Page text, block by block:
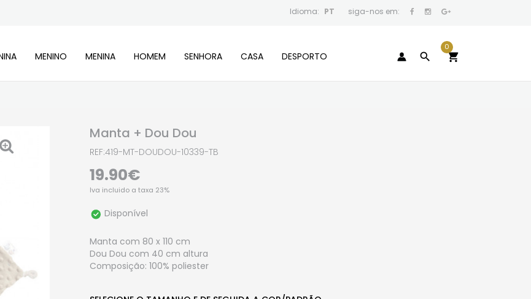
Idioma: PT siga-nos em:
search 
0
MENINO MENINA HOMEM SENHORA CASA DESPORTO
Manta + Dou Dou
REF:419-MT-DOUDOU-10339-TB
19.90€
Iva incluido a taxa 23%
Disponível
Manta com 80 x 110 cm
Dou Dou com 40 cm altura
Composição: 100% poliester